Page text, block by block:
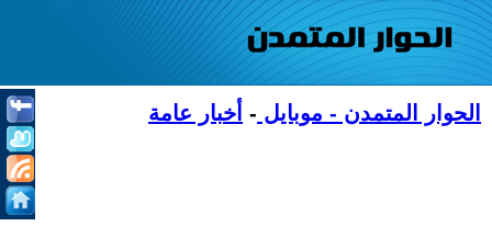
الحوار المتمدن - موبايل - أخبار عامة